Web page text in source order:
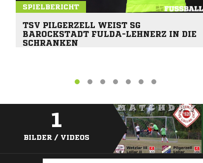
SPIELBERICHT
TSV PILGERZELL WEIST SG
BAROCKSTADT FULDA-LEHNERZ IN DIE
SCHRANKEN
1
BILDER / VIDEOS